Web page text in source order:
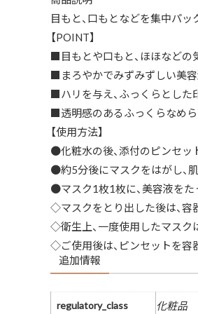
目もと、口もとなどを集中パッ
【POINT】
■目もとや口もと、ほほなどの
■まろやかでみずみずしい美容
■ハリを与え、ふっくらとした
■透明感のあるふっくらなめら
【使用方法】
●化粧水の後、添付のピンセッ
●約5分後にマスクをはがし、
●マスク1枚1枚に、美容液をた
◇マスクをとり出した後は、容
◇衛生上、一度使用したマスク
◇ご使用後は、ピンセットを容
追加情報
regulatory_class 化粧品